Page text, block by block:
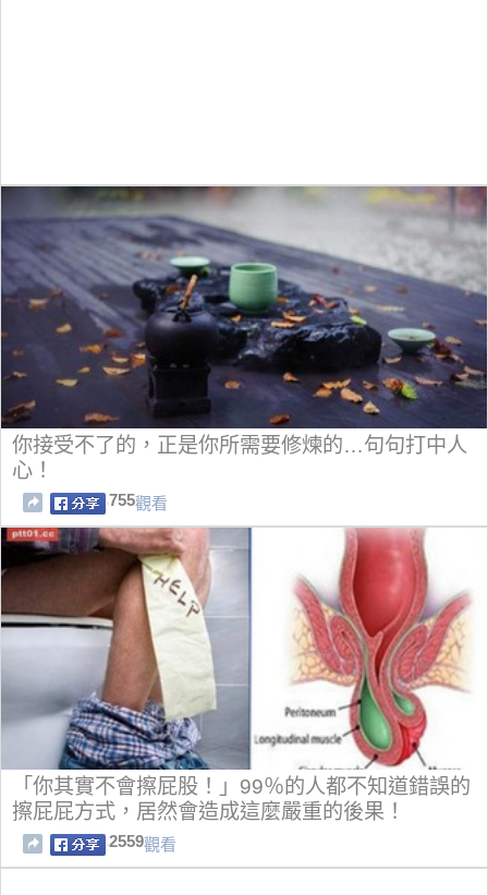
你接受不了的，正是你所需要修煉的…句句打中人
心！
755觀看
「你其實不會擦屁股！」99％的人都不知道錯誤的
擦屁屁方式，居然會造成這麼嚴重的後果！
2559觀看